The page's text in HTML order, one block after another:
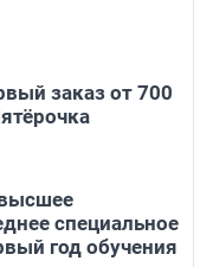
заказ от 700
специальное
год обучения